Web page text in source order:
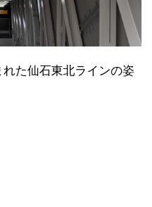
た仙石東北ラインの姿